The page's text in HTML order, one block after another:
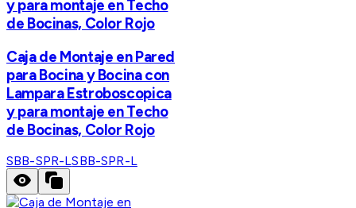
y para montaje en Techo
de Bocinas, Color Rojo
Caja de Montaje en Pared
para Bocina y Bocina con
Lampara Estroboscopica
y para montaje en Techo
de Bocinas, Color Rojo
SBB-SPR-LSBB-SPR-L